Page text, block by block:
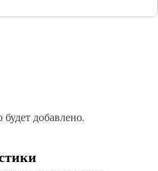
добавлено.